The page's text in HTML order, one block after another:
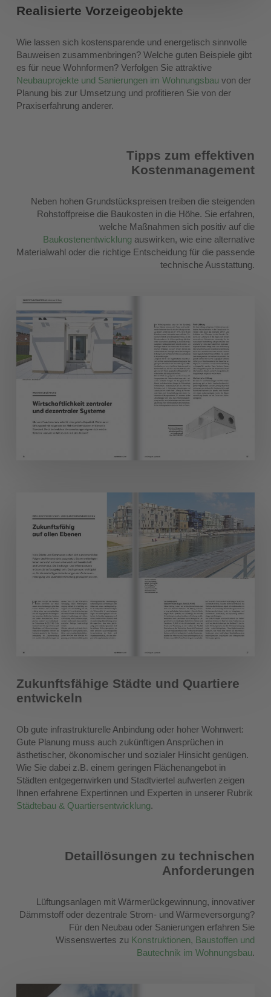
Realisierte Vorzeigeobjekte
Wie lassen sich kostensparende und energetisch sinnvolle
Bauweisen zusammenbringen? Welche guten Beispiele gibt
es für neue Wohnformen? Verfolgen Sie attraktive
Neubauprojekte und Sanierungen im Wohnungsbau von der
Planung bis zur Umsetzung und profitieren Sie von der
Praxiserfahrung anderer.
Tipps zum effektiven
Kostenmanagement
Neben hohen Grundstückspreisen treiben die steigenden
Rohstoffpreise die Baukosten in die Höhe. Sie erfahren,
welche Maßnahmen sich positiv auf die
Baukostenentwicklung auswirken, wie eine alternative
Materialwahl oder die richtige Entscheidung für die passende
technische Ausstattung.
Zukunftsfähige Städte und Quartiere
entwickeln
Ob gute infrastrukturelle Anbindung oder hoher Wohnwert:
Gute Planung muss auch zukünftigen Ansprüchen in
ästhetischer, ökonomischer und sozialer Hinsicht genügen.
Wie Sie dabei z.B. einem geringen Flächenangebot in
Städten entgegenwirken und Stadtviertel aufwerten zeigen
Ihnen erfahrene Expertinnen und Experten in unserer Rubrik
Städtebau & Quartiersentwicklung.
Detaillösungen zu technischen
Anforderungen
Lüftungsanlagen mit Wärmerückgewinnung, innovativer
Dämmstoff oder dezentrale Strom- und Wärmeversorgung?
Für den Neubau oder Sanierungen erfahren Sie
Wissenswertes zu Konstruktionen, Baustoffen und
Bautechnik im Wohnungsbau.